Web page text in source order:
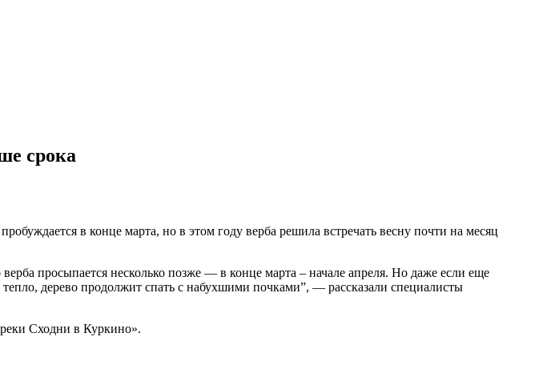
срока
в конце марта, но в этом году верба решила встречать весну почти на месяц
просыпается несколько позже — в конце марта – начале апреля. Но даже если еще
дерево продолжит спать с набухшими почками”, — рассказали специалисты
Сходни в Куркино».